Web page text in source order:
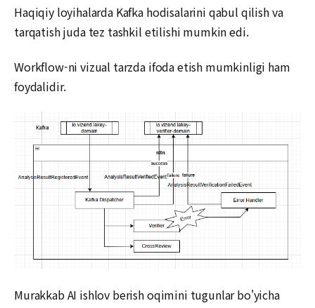
Haqiqiy loyihalarda Kafka hodisalarini qabul qilish va
tarqatish juda tez tashkil etilishi mumkin edi.
Workflow-ni vizual tarzda ifoda etish mumkinligi ham
foydalidir.
Murakkab AI ishlov berish oqimini tugunlar bo'yicha